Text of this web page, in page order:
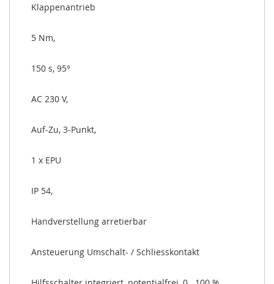
Klappenantrieb
5 Nm,
150 s, 95°
AC 230 V,
Auf-Zu, 3-Punkt,
1 x EPU
IP 54,
Handverstellung arretierbar
Ansteuerung Umschalt- / Schliesskontakt